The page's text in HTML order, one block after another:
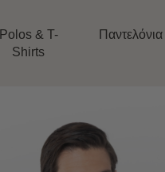
Polos & T-
Shirts
Παντελόνια